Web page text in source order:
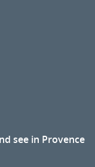
see in Provence